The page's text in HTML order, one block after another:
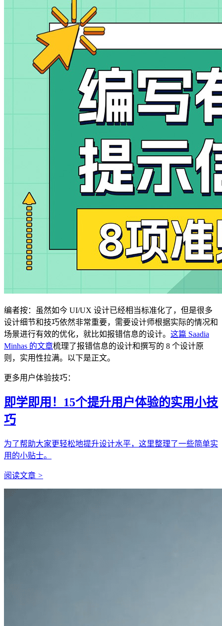
编者按：虽然如今 UI/UX 设计已经相当标准化了，但是很多
设计细节和技巧依然非常重要，需要设计师根据实际的情况和
场景进行有效的优化，就比如报错信息的设计。 这篇 Saadia
Minhas 的文章梳理了报错信息的设计和撰写的 8 个设计原
则，实用性拉满。以下是正文。
更多用户体验技巧：
即学即用！15个提升用户体验的实用小技
巧
为了帮助大家更轻松地提升设计水平，这里整理了一些简单实
用的小贴士。
阅读文章 >